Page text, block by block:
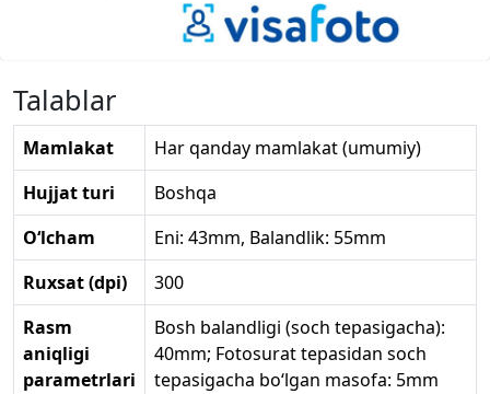
Talablar
Mamlakat
Har qanday mamlakat (umumiy)
Hujjat turi
Boshqa
O‘lcham
Eni: 43mm, Balandlik: 55mm
Ruxsat (dpi)
300
Rasm
aniqligi
parametrlari
Bosh balandligi (soch tepasigacha):
40mm; Fotosurat tepasidan soch
tepasigacha bo‘lgan masofa: 5mm